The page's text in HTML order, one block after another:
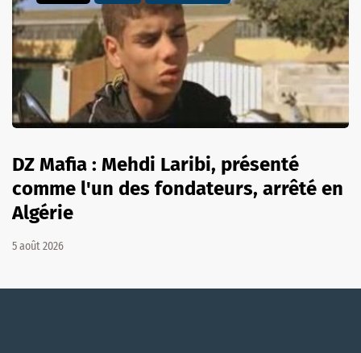
DZ Mafia : Mehdi Laribi, présenté
comme l'un des fondateurs, arrêté en
Algérie
5 août 2026